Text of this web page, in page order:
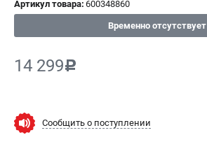
СРАВНЕНИЕ ( 0 )
Артикул товара: 600348860
Временно отсутствует
14 299c
Сообщить о поступлении